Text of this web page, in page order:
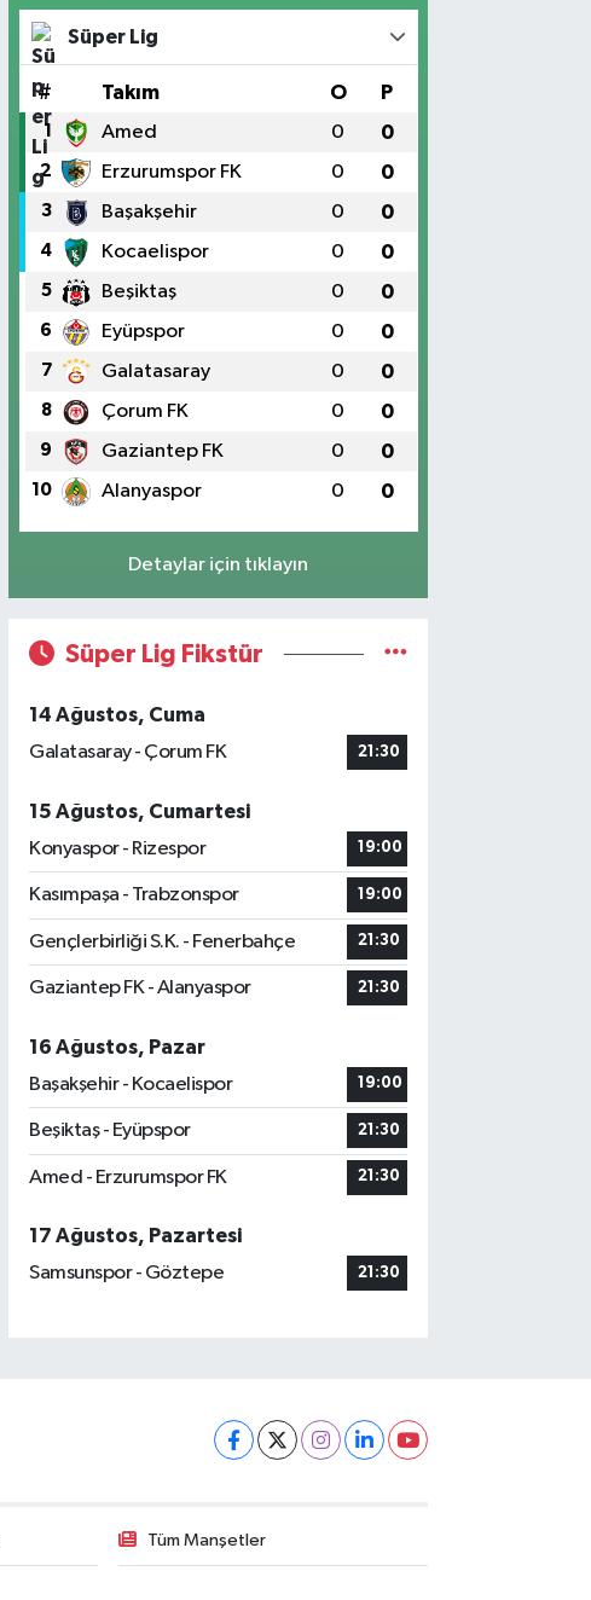
Süper Lig
# Takım O P
1 Amed 0 0
2 Erzurumspor FK 0 0
3 Başakşehir 0 0
4 Kocaelispor 0 0
5 Beşiktaş 0 0
6 Eyüpspor 0 0
7 Galatasaray 0 0
8 Çorum FK 0 0
9 Gaziantep FK 0 0
10 Alanyaspor 0 0
Detaylar için tıklayın
Süper Lig Fikstür
14 Ağustos, Cuma
Galatasaray - Çorum FK
21:30
15 Ağustos, Cumartesi
Konyaspor - Rizespor
19:00
Kasımpaşa - Trabzonspor 19:00
Gençlerbirliği S.K. - Fenerbahçe 21:30
Gaziantep FK - Alanyaspor 21:30
16 Ağustos, Pazar
Başakşehir - Kocaelispor
19:00
Beşiktaş - Eyüpspor 21:30
Amed - Erzurumspor FK 21:30
17 Ağustos, Pazartesi
Samsunspor - Göztepe
21:30
Tüm Manşetler